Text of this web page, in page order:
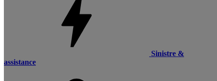
Sinistre &
assistance